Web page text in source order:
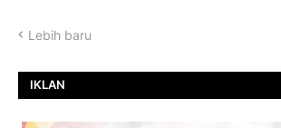
Lebih baru
IKLAN